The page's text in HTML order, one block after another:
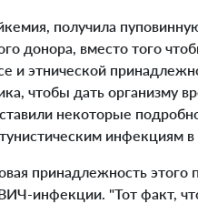
получила
донора, вместо того
и этнической
чтобы дать организму
некоторые
инфекциям
принадлежность этого
инфекции. "Тот факт,